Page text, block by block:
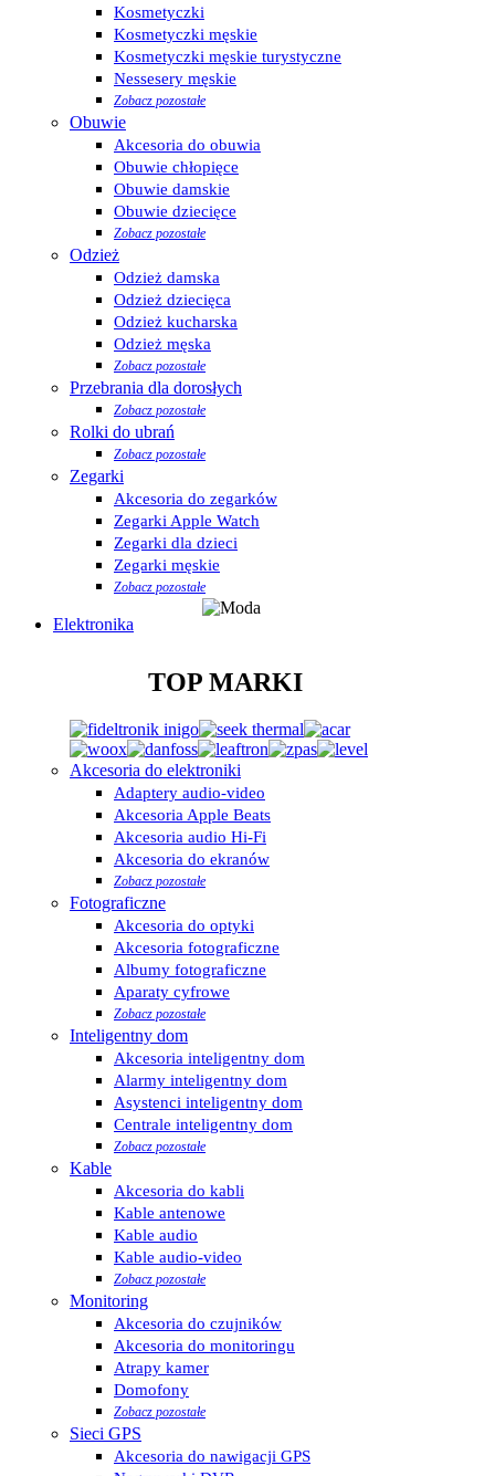
Kosmetyczki
Kosmetyczki męskie
Kosmetyczki męskie turystyczne
Nessesery męskie
Zobacz pozostałe
Obuwie
Akcesoria do obuwia
Obuwie chłopięce
Obuwie damskie
Obuwie dziecięce
Zobacz pozostałe
Odzież
Odzież damska
Odzież dziecięca
Odzież kucharska
Odzież męska
Zobacz pozostałe
Przebrania dla dorosłych
Zobacz pozostałe
Rolki do ubrań
Zobacz pozostałe
Zegarki
Akcesoria do zegarków
Zegarki Apple Watch
Zegarki dla dzieci
Zegarki męskie
Zobacz pozostałe
Elektronika
TOP MARKI
Akcesoria do elektroniki
Adaptery audio-video
Akcesoria Apple Beats
Akcesoria audio Hi-Fi
Akcesoria do ekranów
Zobacz pozostałe
Fotograficzne
Akcesoria do optyki
Akcesoria fotograficzne
Albumy fotograficzne
Aparaty cyfrowe
Zobacz pozostałe
Inteligentny dom
Akcesoria inteligentny dom
Alarmy inteligentny dom
Asystenci inteligentny dom
Centrale inteligentny dom
Zobacz pozostałe
Kable
Akcesoria do kabli
Kable antenowe
Kable audio
Kable audio-video
Zobacz pozostałe
Monitoring
Akcesoria do czujników
Akcesoria do monitoringu
Atrapy kamer
Domofony
Zobacz pozostałe
Sieci GPS
Akcesoria do nawigacji GPS